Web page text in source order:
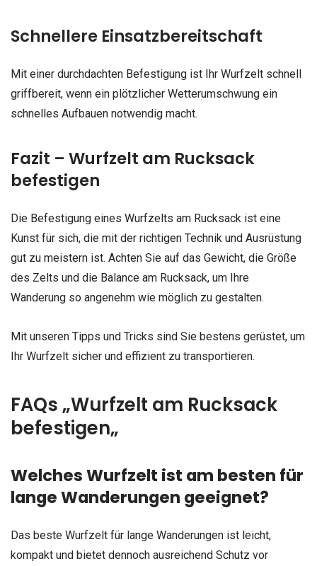
Schnellere Einsatzbereitschaft
Mit einer durchdachten Befestigung ist Ihr Wurfzelt schnell
griffbereit, wenn ein plötzlicher Wetterumschwung ein
schnelles Aufbauen notwendig macht.
Fazit – Wurfzelt am Rucksack
befestigen
Die Befestigung eines Wurfzelts am Rucksack ist eine
Kunst für sich, die mit der richtigen Technik und Ausrüstung
gut zu meistern ist. Achten Sie auf das Gewicht, die Größe
des Zelts und die Balance am Rucksack, um Ihre
Wanderung so angenehm wie möglich zu gestalten.
Mit unseren Tipps und Tricks sind Sie bestens gerüstet, um
Ihr Wurfzelt sicher und effizient zu transportieren.
FAQs „Wurfzelt am Rucksack
befestigen„
Welches Wurfzelt ist am besten für
lange Wanderungen geeignet?
Das beste Wurfzelt für lange Wanderungen ist leicht,
kompakt und bietet dennoch ausreichend Schutz vor